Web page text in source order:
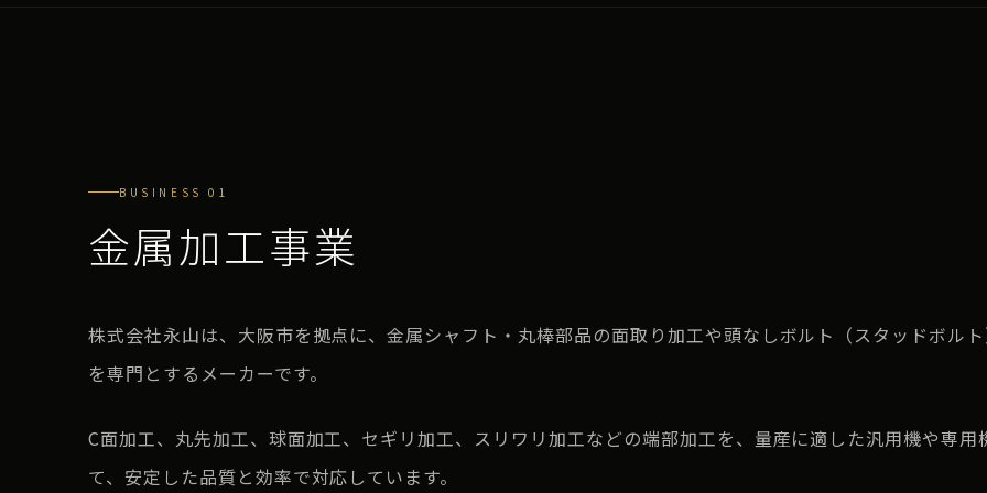
BUSINESS 01
金属加工事業
株式会社永山は、大阪市を拠点に、金属シャフト・丸棒部品の面取り加工や頭なしボルト（スタッドボル
を専門とするメーカーです。
C面加工、丸先加工、球面加工、セギリ加工、スリワリ加工などの端部加工を、量産に適した汎用機や専用
て、安定した品質と効率で対応しています。